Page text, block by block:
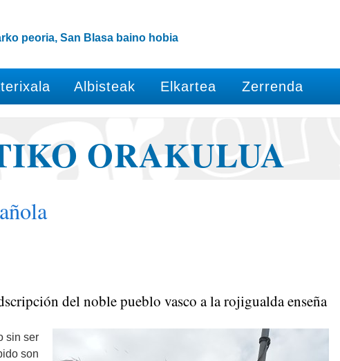
peoria, San Blasa baino hobia
Albisteak Elkartea Zerrenda
ORAKULUA
del noble pueblo vasco a la rojigualda enseña
sin ser
son